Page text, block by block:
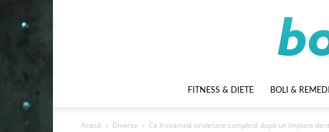
FITNESS & DIETE BOLI & REMEDII
Acasă Diverse Ce înseamnă vindecare completă după un implant